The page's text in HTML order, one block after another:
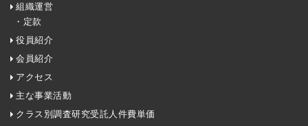
組織運営
・定款
役員紹介
会員紹介
アクセス
主な事業活動
クラス別調査研究受託人件費単価